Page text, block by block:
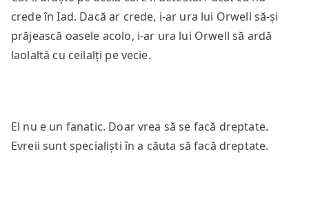
crede în Iad. Dacă ar crede, i-ar ura lui Orwell să-și
prăjească oasele acolo, i-ar ura lui Orwell să ardă
laolaltă cu ceilalți pe vecie.
El nu e un fanatic. Doar vrea să se facă dreptate.
Evreii sunt specialiști în a căuta să facă dreptate.